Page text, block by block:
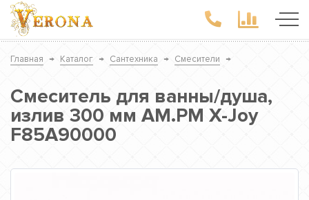
Главная → Каталог → Сантехника → Смесители →
Смеситель для ванны/душа,
излив 300 мм AM.PM X-Joy
F85A90000